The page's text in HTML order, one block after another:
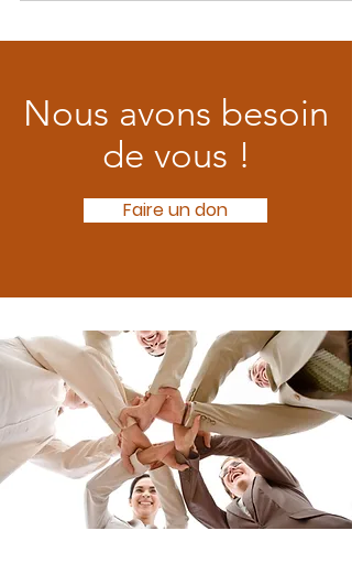
Nous avons besoin
de vous !
Faire un don